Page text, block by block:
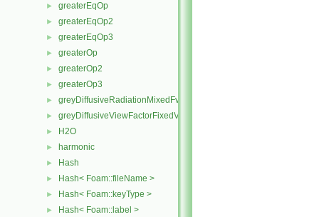
► greaterEqOp
► greaterEqOp2
► greaterEqOp3
► greaterOp
► greaterOp2
► greaterOp3
► greyDiffusiveRadiationMixedFvPatchScalarField
► greyDiffusiveViewFactorFixedValueFvPatchScalarField
► H2O
► harmonic
► Hash
► Hash< Foam::fileName >
► Hash< Foam::keyType >
► Hash< Foam::label >